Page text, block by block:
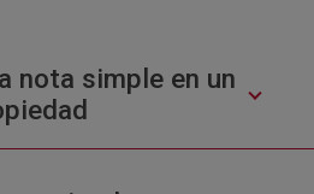
nota simple en un